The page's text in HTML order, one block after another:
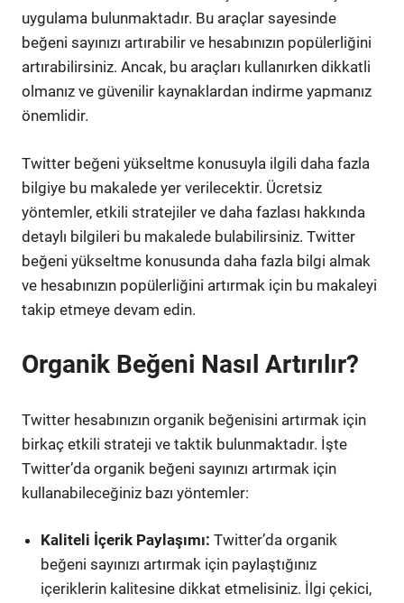
uygulama bulunmaktadır. Bu araçlar sayesinde
beğeni sayınızı artırabilir ve hesabınızın popülerliğini
artırabilirsiniz. Ancak, bu araçları kullanırken dikkatli
olmanız ve güvenilir kaynaklardan indirme yapmanız
önemlidir.
Twitter beğeni yükseltme konusuyla ilgili daha fazla
bilgiye bu makalede yer verilecektir. Ücretsiz
yöntemler, etkili stratejiler ve daha fazlası hakkında
detaylı bilgileri bu makalede bulabilirsiniz. Twitter
beğeni yükseltme konusunda daha fazla bilgi almak
ve hesabınızın popülerliğini artırmak için bu makaleyi
takip etmeye devam edin.
Organik Beğeni Nasıl Artırılır?
Twitter hesabınızın organik beğenisini artırmak için
birkaç etkili strateji ve taktik bulunmaktadır. İşte
Twitter’da organik beğeni sayınızı artırmak için
kullanabileceğiniz bazı yöntemler:
Kaliteli İçerik Paylaşımı: Twitter’da organik
beğeni sayınızı artırmak için paylaştığınız
içeriklerin kalitesine dikkat etmelisiniz. İlgi çekici,